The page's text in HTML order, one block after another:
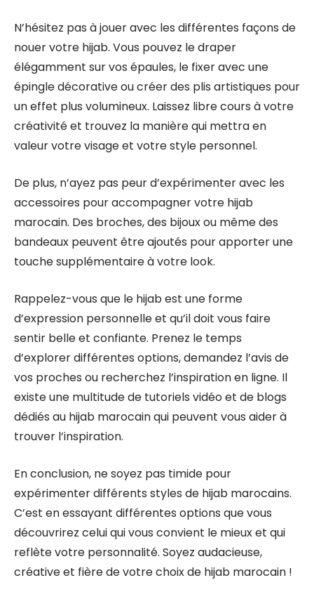
N’hésitez pas à jouer avec les différentes façons de
nouer votre hijab. Vous pouvez le draper
élégamment sur vos épaules, le fixer avec une
épingle décorative ou créer des plis artistiques pour
un effet plus volumineux. Laissez libre cours à votre
créativité et trouvez la manière qui mettra en
valeur votre visage et votre style personnel.
De plus, n’ayez pas peur d’expérimenter avec les
accessoires pour accompagner votre hijab
marocain. Des broches, des bijoux ou même des
bandeaux peuvent être ajoutés pour apporter une
touche supplémentaire à votre look.
Rappelez-vous que le hijab est une forme
d’expression personnelle et qu’il doit vous faire
sentir belle et confiante. Prenez le temps
d’explorer différentes options, demandez l’avis de
vos proches ou recherchez l’inspiration en ligne. Il
existe une multitude de tutoriels vidéo et de blogs
dédiés au hijab marocain qui peuvent vous aider à
trouver l’inspiration.
En conclusion, ne soyez pas timide pour
expérimenter différents styles de hijab marocains.
C’est en essayant différentes options que vous
découvrirez celui qui vous convient le mieux et qui
reflète votre personnalité. Soyez audacieuse,
créative et fière de votre choix de hijab marocain !